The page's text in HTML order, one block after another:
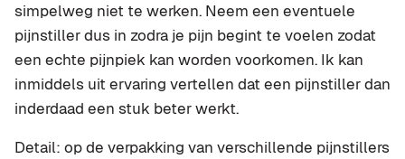
simpelweg niet te werken. Neem een eventuele
pijnstiller dus in zodra je pijn begint te voelen zodat
een echte pijnpiek kan worden voorkomen. Ik kan
inmiddels uit ervaring vertellen dat een pijnstiller dan
inderdaad een stuk beter werkt.
Detail: op de verpakking van verschillende pijnstillers